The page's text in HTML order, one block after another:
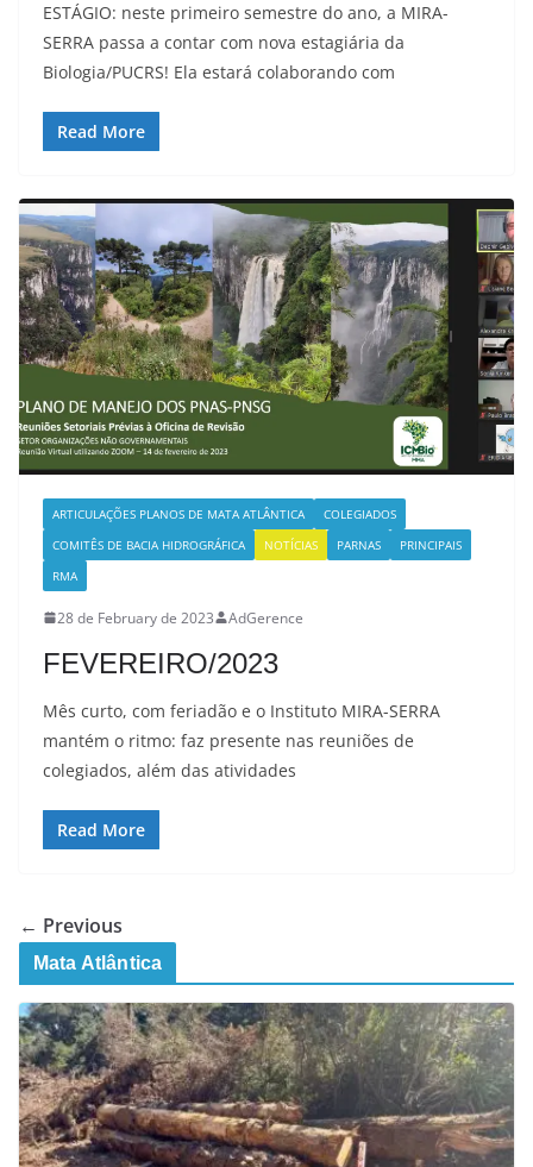
ESTÁGIO: neste primeiro semestre do ano, a MIRA-
SERRA passa a contar com nova estagiária da
Biologia/PUCRS! Ela estará colaborando com
Read More
ARTICULAÇÕES PLANOS DE MATA ATLÂNTICA
COLEGIADOS
COMITÊS DE BACIA HIDROGRÁFICA
NOTÍCIAS PARNAS
PRINCIPAIS
RMA
28 de February de 2023 AdGerence
FEVEREIRO/2023
Mês curto, com feriadão e o Instituto MIRA-SERRA
mantém o ritmo: faz presente nas reuniões de
colegiados, além das atividades
Read More
← Previous
Mata Atlântica